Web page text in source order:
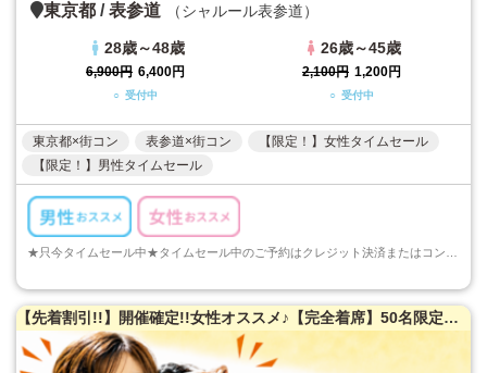
東京都 /表参道 （シャルール表参道）
28歳～48歳
6,900円 6,400円
○ 受付中
26歳～45歳
2,100円 1,200円
○ 受付中
東京都×街コン 表参道×街コン
【限定！】女性タイムセール
【限定！】男性タイムセール
【先着割引!!】開催確定!!女性オススメ♪【完全着席】50名限定★大人同世代恋活パーティー♪